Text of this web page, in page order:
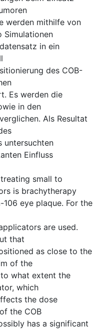
werden mithilfe von
Simulationen
in ein
des COB-
Es werden die
in den
Als Resultat
untersuchten
Einfluss
small to
is brachytherapy
eye plaque. For the
are used.
that
as close to the
of the
what extent the
which
the dose
the COB
has a significant